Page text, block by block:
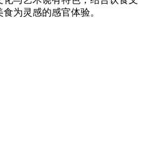
为灵感的感官体验。